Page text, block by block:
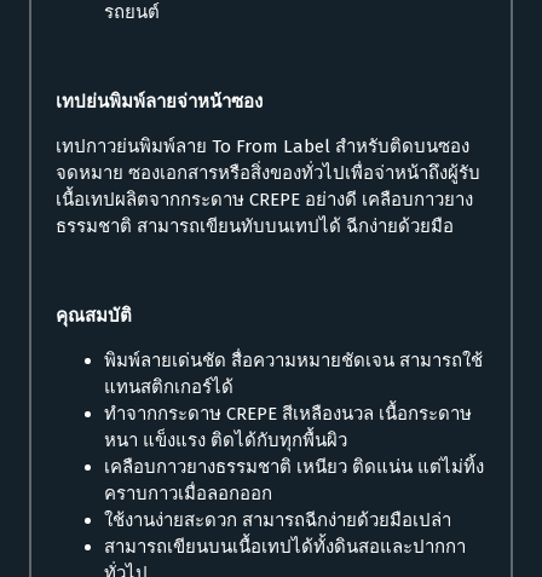
รถยนต์
เทปย่นพิมพ์ลายจ่าหน้าซอง
เทปกาวย่นพิมพ์ลาย To From Label สำหรับติดบนซอง
จดหมาย ซองเอกสารหรือสิ่งของทั่วไปเพื่อจ่าหน้าถึงผู้รับ
เนื้อเทปผลิตจากกระดาษ CREPE อย่างดี เคลือบกาวยาง
ธรรมชาติ สามารถเขียนทับบนเทปได้ ฉีกง่ายด้วยมือ
คุณสมบัติ
พิมพ์ลายเด่นชัด สื่อความหมายชัดเจน สามารถใช้
แทนสติกเกอร์ได้
ทำจากกระดาษ CREPE สีเหลืองนวล เนื้อกระดาษ
หนา แข็งแรง ติดได้กับทุกพื้นผิว
เคลือบกาวยางธรรมชาติ เหนียว ติดแน่น แต่ไม่ทิ้ง
คราบกาวเมื่อลอกออก
ใช้งานง่ายสะดวก สามารถฉีกง่ายด้วยมือเปล่า
สามารถเขียนบนเนื้อเทปได้ทั้งดินสอและปากกา